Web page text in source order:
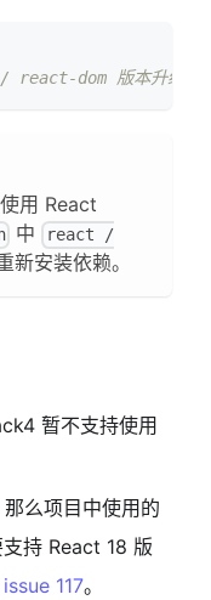
dom 版本升级为
用 React
中
react /
新安装依赖。
暂不支持使用
么项目中使用的
持 React 18 版
issue 117。